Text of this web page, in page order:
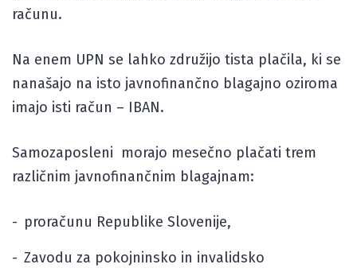
računu.
Na enem UPN se lahko združijo tista plačila, ki se
nanašajo na isto javnofinančno blagajno oziroma
imajo isti račun – IBAN.
Samozaposleni morajo mesečno plačati trem
različnim javnofinančnim blagajnam:
proračunu Republike Slovenije,
Zavodu za pokojninsko in invalidsko